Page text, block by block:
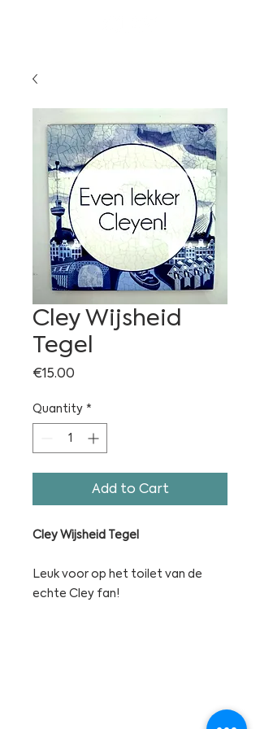
Cley Wijsheid
Tegel
€15.00
Quantity *
Add to Cart
Cley Wijsheid Tegel
Leuk voor op het toilet van de
echte Cley fan!